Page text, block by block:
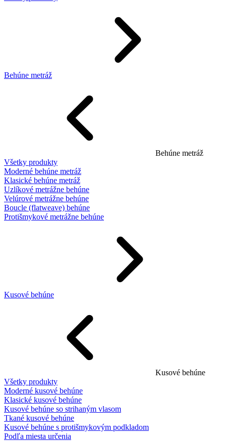
Behúne metráž
Behúne metráž
Všetky produkty
Moderné behúne metráž
Klasické behúne metráž
Uzlíkové metrážne behúne
Velúrové metrážne behúne
Boucle (flatweave) behúne
Protišmykové metrážne behúne
Kusové behúne
Kusové behúne
Všetky produkty
Moderné kusové behúne
Klasické kusové behúne
Kusové behúne so strihaným vlasom
Tkané kusové behúne
Kusové behúne s protišmykovým podkladom
Podľa miesta určenia